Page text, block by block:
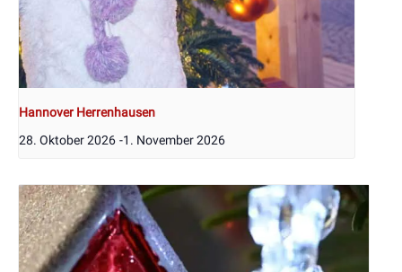
Hannover Herrenhausen
28. Oktober 2026 -1. November 2026